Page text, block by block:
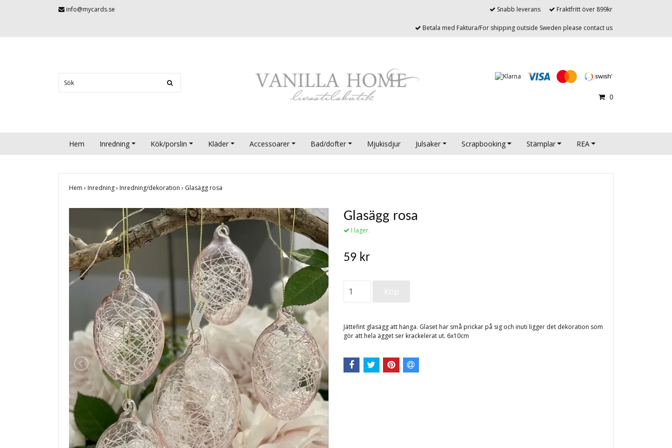
info@mycards.se Snabb leverans Fraktfritt över 899kr
Betala med Faktura/For shipping outside Sweden please contact us
0
Hem Inredning Kök/porslin Kläder Accessoarer Bad/dofter Mjukisdjur Julsaker Scrapbooking Stämplar REA
Hem › Inredning› Inredning/dekoration › Glasägg rosa
Glasägg rosa
I lager.
59 kr
Jättefint glasägg att hänga. Glaset har små prickar på sig och inuti ligger det dekoration som
gör att hela ägget ser krackelerat ut. 6x10cm